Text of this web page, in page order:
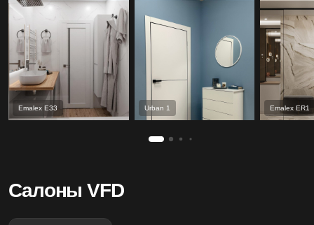
Emalex Е33 Urban 1 Emalex ER1
Салоны VFD